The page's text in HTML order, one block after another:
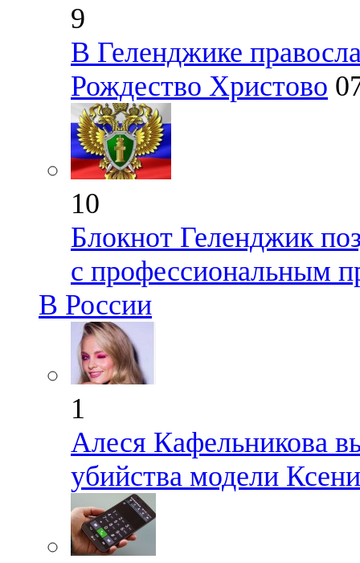
9
В Геленджике
Рождество Христово
10
Блокнот Геленджик
с профессиональным
В России
1
Алеся Кафельникова
убийства модели